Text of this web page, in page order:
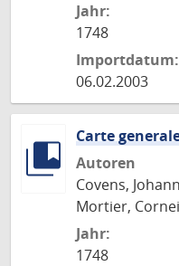
Jahr:
1748
Importdatum:
06.02.2003
Carte
Autoren
Covens,
Mortier,
Jahr:
1748